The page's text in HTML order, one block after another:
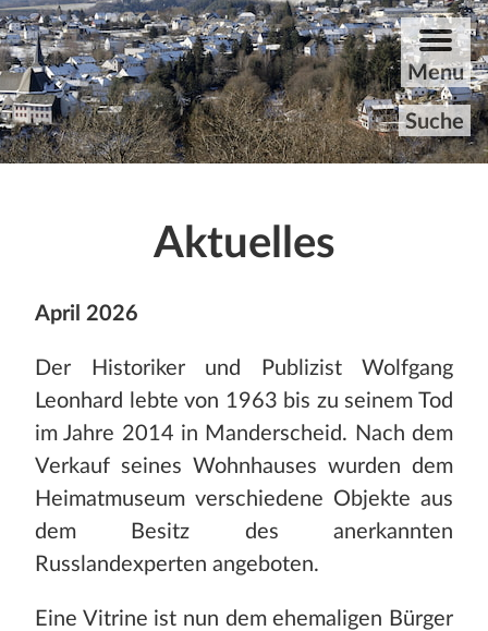
ZUM HAUPTINHALT DER SEITE SPRINGEN
Menu
Suche
Rundgang
Archiv
Unvergessene
Stadt und Land
Publikationen
Blog
Aktuelles
April 2026
Der Historiker und Publizist Wolfgang
Leonhard lebte von 1963 bis zu seinem Tod
im Jahre 2014 in Manderscheid. Nach dem
Verkauf seines Wohnhauses wurden dem
Heimatmuseum verschiedene Objekte aus
dem Besitz des anerkannten
Russlandexperten angeboten.
Eine Vitrine ist nun dem ehemaligen Bürger